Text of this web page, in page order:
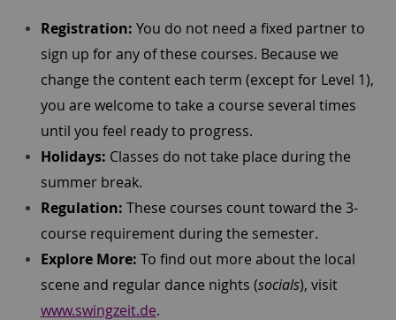
Registration: You do not need a fixed partner to
sign up for any of these courses. Because we
change the content each term (except for Level 1),
you are welcome to take a course several times
until you feel ready to progress.
Holidays: Classes do not take place during the
summer break.
Regulation: These courses count toward the 3-
course requirement during the semester.
Explore More: To find out more about the local
scene and regular dance nights (socials), visit
www.swingzeit.de.